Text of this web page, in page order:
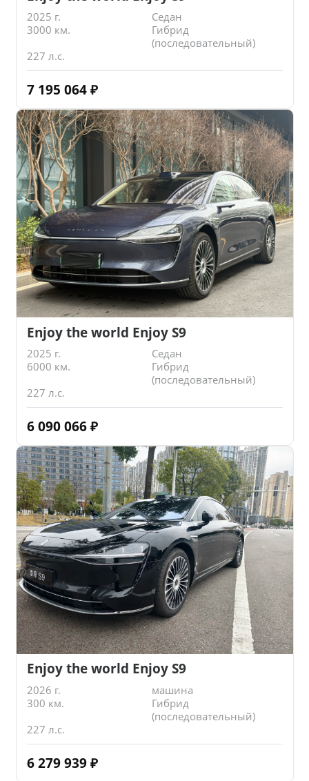
2025 г.
Седан
3000 км.
Гибрид
(последовательный)
227 л.с.
7 195 064 ₽
Enjoy the world Enjoy S9
2025 г.
Седан
6000 км.
Гибрид
(последовательный)
227 л.с.
6 090 066 ₽
Enjoy the world Enjoy S9
2026 г.
машина
300 км.
Гибрид
(последовательный)
227 л.с.
6 279 939 ₽